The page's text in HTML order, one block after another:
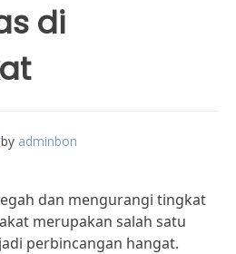
di
by adminbon
dan mengurangi tingkat
merupakan salah satu
perbincangan hangat.